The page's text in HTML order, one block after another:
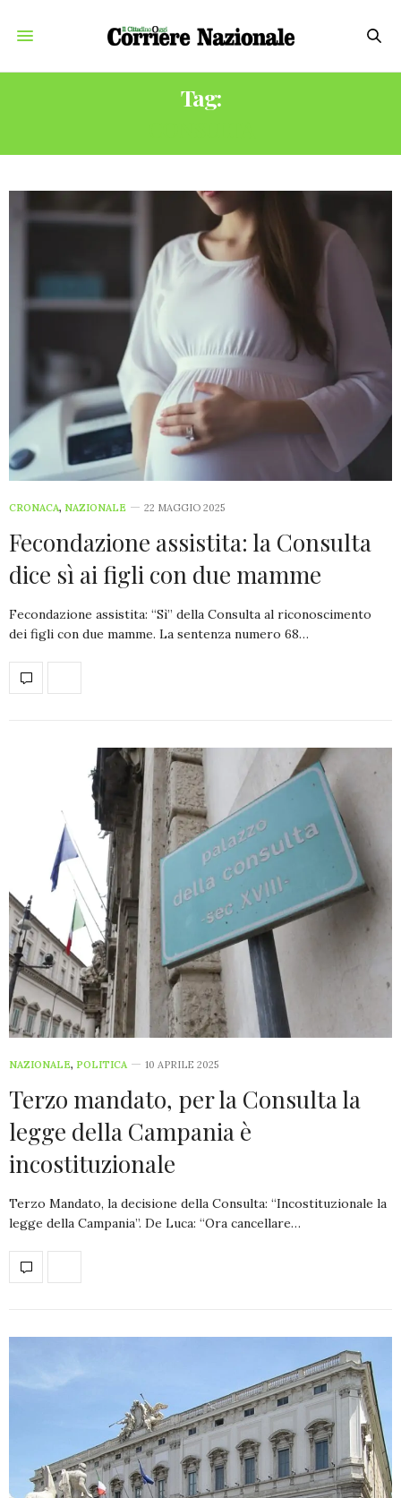
Tag:
CRONACA, NAZIONALE 22 MAGGIO 2025
Fecondazione assistita: la Consulta
dice sì ai figli con due mamme
Fecondazione assistita: “Sì” della Consulta al riconoscimento
dei figli con due mamme. La sentenza numero 68…
NAZIONALE, POLITICA 10 APRILE 2025
Terzo mandato, per la Consulta la
legge della Campania è
incostituzionale
Terzo Mandato, la decisione della Consulta: “Incostituzionale la
legge della Campania”. De Luca: “Ora cancellare…